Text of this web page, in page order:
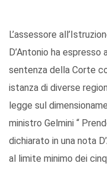
L’assessore
D’Antonio ha
sentenza della Corte
istanza di diverse
legge sul
ministro Gelmini “
dichiarato in una nota
al limite minimo dei